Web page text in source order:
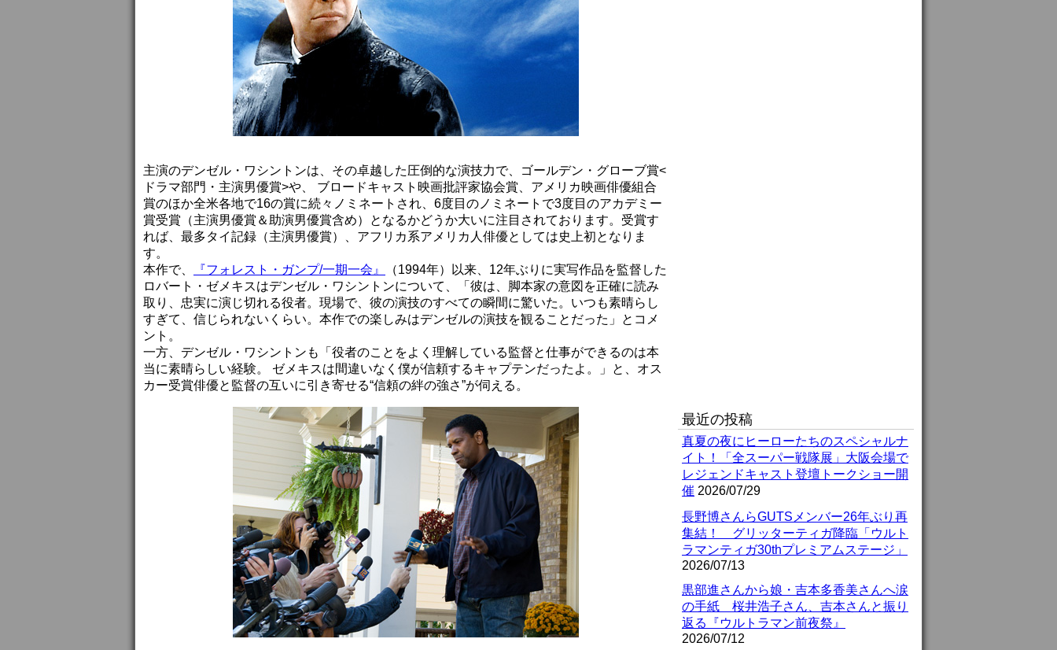
主演のデンゼル・ワシントンは、その卓越した圧倒的な演技力で、ゴールデン・グローブ賞<
ドラマ部門・主演男優賞>や、 ブロードキャスト映画批評家協会賞、アメリカ映画俳優組合
賞のほか全米各地で16の賞に続々ノミネートされ、6度目のノミネートで3度目のアカデミー
賞受賞（主演男優賞＆助演男優賞含め）となるかどうか大いに注目されております。受賞す
れば、最多タイ記録（主演男優賞）、アフリカ系アメリカ人俳優としては史上初となりま
す。
本作で、
『フォレスト・ガンプ/一期一会』
（1994年）以来、12年ぶりに実写作品を監督した
ロバート・ゼメキスはデンゼル・ワシントンについて、「彼は、脚本家の意図を正確に読み
取り、忠実に演じ切れる役者。現場で、彼の演技のすべての瞬間に驚いた。いつも素晴らし
すぎて、信じられないくらい。本作での楽しみはデンゼルの演技を観ることだった」とコメ
ント。
一方、デンゼル・ワシントンも「役者のことをよく理解している監督と仕事ができるのは本
当に素晴らしい経験。 ゼメキスは間違いなく僕が信頼するキャプテンだったよ。」と、オス
カー受賞俳優と監督の互いに引き寄せる“信頼の絆の強さ”が伺える。
最近の投稿
真夏の夜にヒーローたちのスペシャルナ
イト！「全スーパー戦隊展」大阪会場で
レジェンドキャスト登壇トークショー開
催 2026/07/29
長野博さんらGUTSメンバー26年ぶり再
集結！ グリッターティガ降臨「ウルト
ラマンティガ30thプレミアムステージ」
2026/07/13
黒部進さんから娘・吉本多香美さんへ涙
の手紙 桜井浩子さん、吉本さんと振り
返る『ウルトラマン前夜祭』
2026/07/12